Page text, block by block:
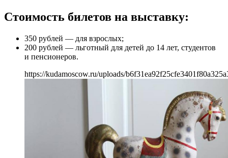
Стоимость билетов на выставку:
350 рублей — для взрослых;
200 рублей — льготный для детей до 14 лет, студентов
и пенсионеров.
https://kudamoscow.ru/uploads/